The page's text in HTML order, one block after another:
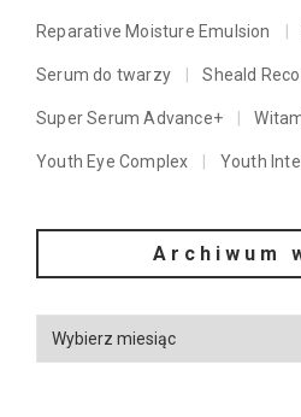
Reparative Moisture Emulsion
Serum do twarzy Sheald
Super Serum Advance+
Youth Eye Complex Youth
Archiwum